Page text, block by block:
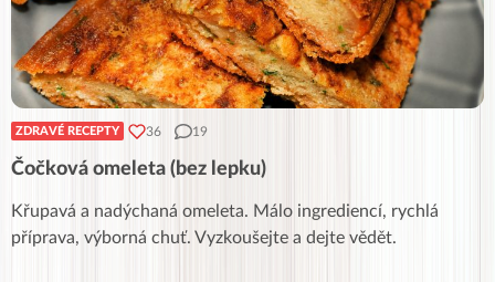
ZDRAVÉ RECEPTY 36 19
Čočková omeleta (bez lepku)
Křupavá a nadýchaná omeleta. Málo ingrediencí, rychlá
příprava, výborná chuť. Vyzkoušejte a dejte vědět.